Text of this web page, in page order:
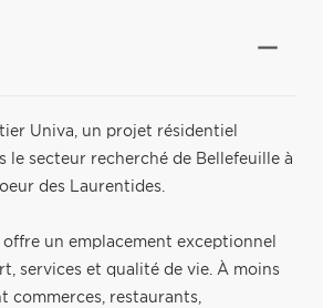
Univa, un projet résidentiel
le secteur recherché de Bellefeuille à
des Laurentides.
un emplacement exceptionnel
services et qualité de vie. À moins
commerces, restaurants,